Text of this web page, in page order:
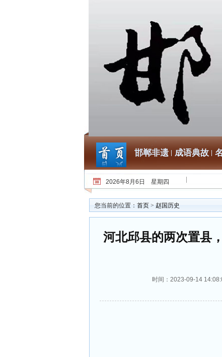
邯郸非遗 成语典故
2026年8月6日 星期四
您当前的位置： 首页 > 赵国历史
河北邱县的两次置县
时间：2023-09-14